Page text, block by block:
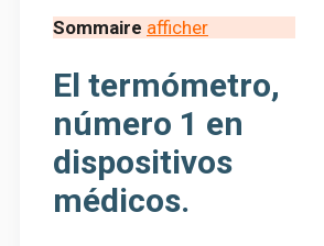
Sommaire afficher
El termómetro,
número 1 en
dispositivos
médicos.